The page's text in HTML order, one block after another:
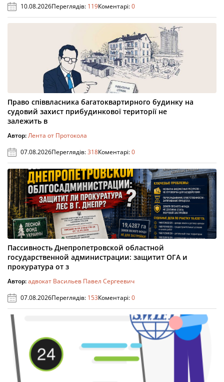
10.08.2026Переглядів: 119Коментарі:0
Право співвласника багатоквартирного будинку на
судовий захист прибудинкової території не
залежить в
Автор:Лента от Протокола
07.08.2026Переглядів:318Коментарі:0
Пассивность Днепропетровской областной
государственной администрации: защитит ОГА и
прокуратура от з
Автор:адвокат Васильев Павел Сергеевич
07.08.2026Переглядів: 153Коментарі:0